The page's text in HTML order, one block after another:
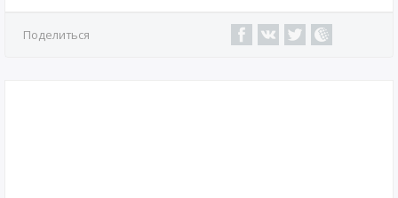
Поделиться